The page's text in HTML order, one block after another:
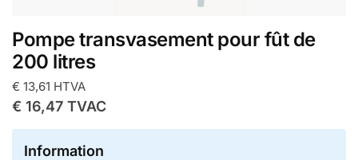
Pompe transvasement pour fût de
200 litres
€ 13,61 HTVA
€ 16,47 TVAC
Information